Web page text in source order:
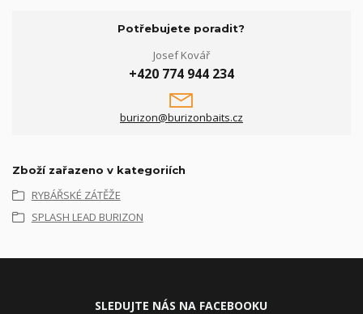
Potřebujete poradit?
Josef Kovář
+420 774 944 234
burizon@burizonbaits.cz
Zboží zařazeno v kategoriích
RYBÁŘSKÉ ZÁTĚŽE
SPLASH LEAD BURIZON
SLEDUJTE NÁS NA FACEBOOKU